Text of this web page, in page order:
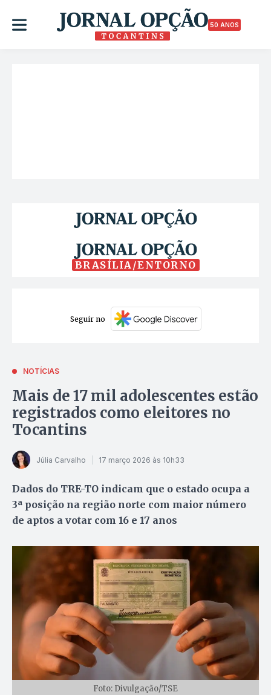
50 ANOS
BRASÍLIA/ENTORNO
Seguir no
NOTÍCIAS
Mais de 17 mil adolescentes estão
registrados como eleitores no
Tocantins
Júlia Carvalho 17 março 2026 às 10h33
Dados do TRE-TO indicam que o estado ocupa a
3ª posição na região norte com maior número
de aptos a votar com 16 e 17 anos
Foto: Divulgação/TSE